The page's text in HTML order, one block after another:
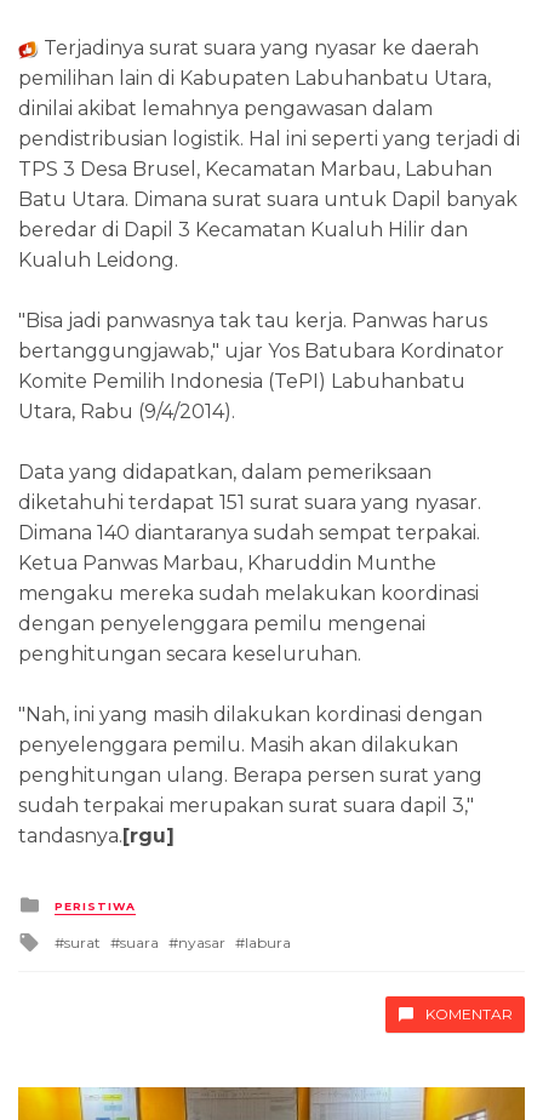
Terjadinya surat suara yang nyasar ke daerah
pemilihan lain di Kabupaten Labuhanbatu Utara,
dinilai akibat lemahnya pengawasan dalam
pendistribusian logistik. Hal ini seperti yang terjadi di
TPS 3 Desa Brusel, Kecamatan Marbau, Labuhan
Batu Utara. Dimana surat suara untuk Dapil banyak
beredar di Dapil 3 Kecamatan Kualuh Hilir dan
Kualuh Leidong.
"Bisa jadi panwasnya tak tau kerja. Panwas harus
bertanggungjawab," ujar Yos Batubara Kordinator
Komite Pemilih Indonesia (TePI) Labuhanbatu
Utara, Rabu (9/4/2014).
Data yang didapatkan, dalam pemeriksaan
diketahuhi terdapat 151 surat suara yang nyasar.
Dimana 140 diantaranya sudah sempat terpakai.
Ketua Panwas Marbau, Kharuddin Munthe
mengaku mereka sudah melakukan koordinasi
dengan penyelenggara pemilu mengenai
penghitungan secara keseluruhan.
"Nah, ini yang masih dilakukan kordinasi dengan
penyelenggara pemilu. Masih akan dilakukan
penghitungan ulang. Berapa persen surat yang
sudah terpakai merupakan surat suara dapil 3,"
tandasnya. [rgu]
Posted
in
PERISTIWA
Tagged
surat suara nyasar labura
KOMENTAR